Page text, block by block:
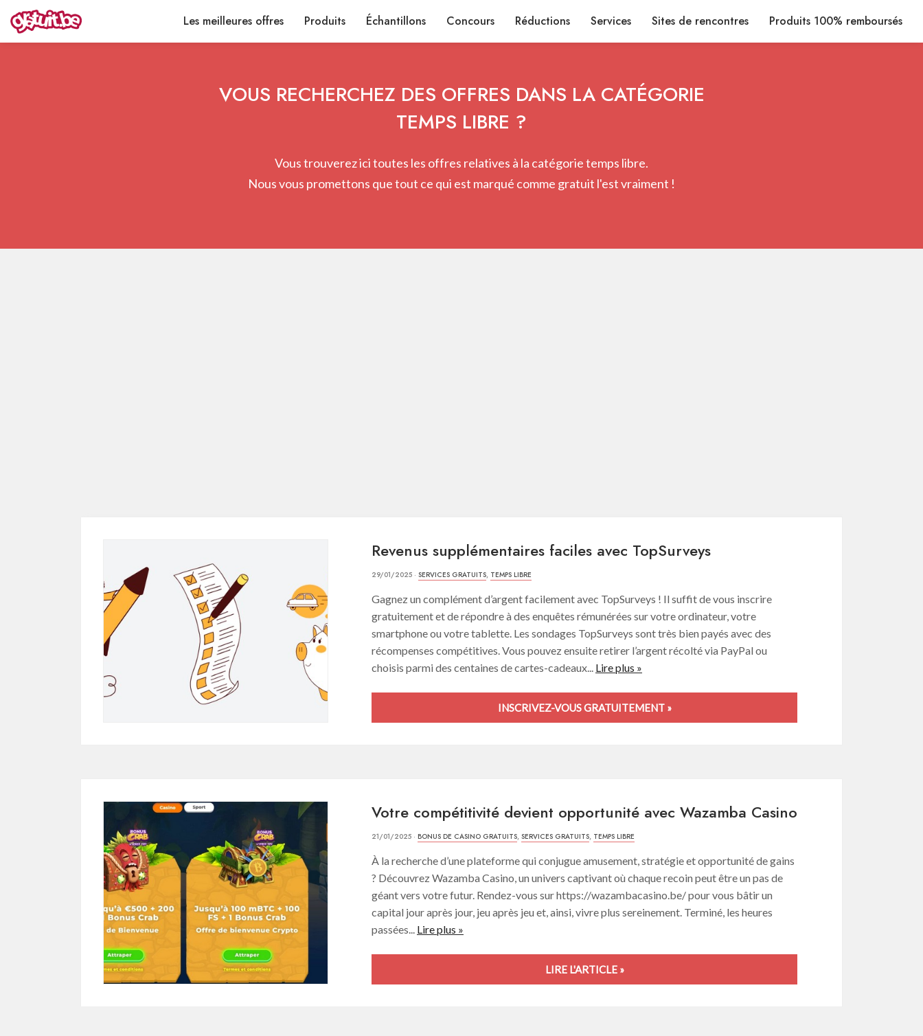
Les meilleures offres Produits Échantillons Concours Réductions Services Sites de rencontres Produits 100% remboursés
VOUS RECHERCHEZ DES OFFRES DANS LA CATÉGORIE
TEMPS LIBRE ?
Vous trouverez ici toutes les offres relatives à la catégorie temps libre.
Nous vous promettons que tout ce qui est marqué comme gratuit l'est vraiment !
Revenus supplémentaires faciles avec TopSurveys
29/01/2025 · SERVICES GRATUITS, TEMPS LIBRE
Gagnez un complément d’argent facilement avec TopSurveys ! Il suffit de vous inscrire
gratuitement et de répondre à des enquêtes rémunérées sur votre ordinateur, votre
smartphone ou votre tablette. Les sondages TopSurveys sont très bien payés avec des
récompenses compétitives. Vous pouvez ensuite retirer l’argent récolté via PayPal ou
choisis parmi des centaines de cartes-cadeaux... Lire plus »
INSCRIVEZ-VOUS GRATUITEMENT »
Votre compétitivité devient opportunité avec Wazamba Casino
21/01/2025 · BONUS DE CASINO GRATUITS, SERVICES GRATUITS, TEMPS LIBRE
À la recherche d’une plateforme qui conjugue amusement, stratégie et opportunité de gains
? Découvrez Wazamba Casino, un univers captivant où chaque recoin peut être un pas de
géant vers votre futur. Rendez-vous sur https://wazambacasino.be/ pour vous bâtir un
capital jour après jour, jeu après jeu et, ainsi, vivre plus sereinement. Terminé, les heures
passées... Lire plus »
LIRE L'ARTICLE »